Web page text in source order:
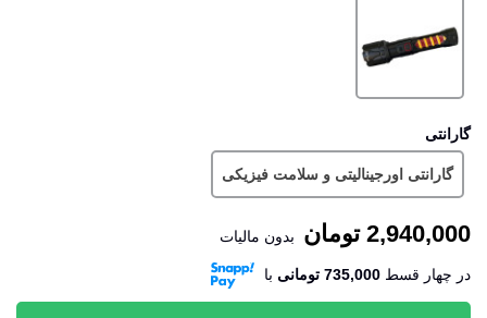
گارانتی
گارانتی اورجینالیتی و سلامت فیزیکی
2,940,000 تومان بدون مالیات
در چهار قسط 735,000 تومانی ‌با